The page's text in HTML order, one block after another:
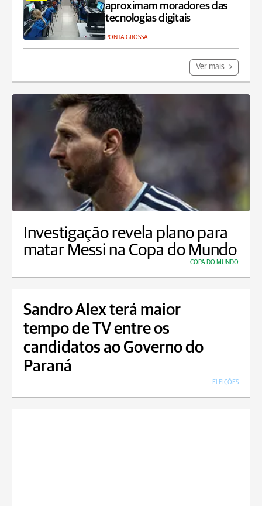
aproximam moradores das
tecnologias digitais
PONTA GROSSA
Ver mais
Investigação revela plano para
matar Messi na Copa do Mundo
COPA DO MUNDO
Sandro Alex terá maior
tempo de TV entre os
candidatos ao Governo do
Paraná
ELEIÇÕES